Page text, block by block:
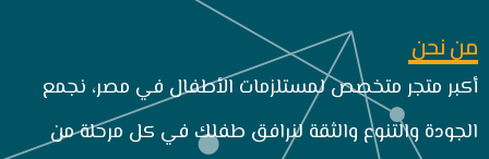
من نحن
أكبر متجر متخصص لمستلزمات الأطفال في مصر، نجمع
الجودة والتنوع والثقة لنرافق طفلك في كل مرحلة من